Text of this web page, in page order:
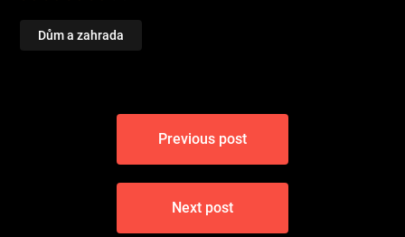
Dům a zahrada
Navigace
příspěvek
Previous post
Next post